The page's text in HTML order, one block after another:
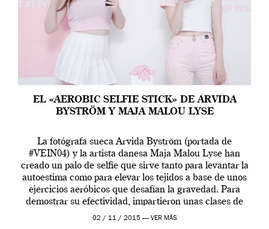
EL «AEROBIC SELFIE STICK» DE ARVIDA
BYSTRÖM Y MAJA MALOU LYSE
La fotógrafa sueca Arvida Byström (portada de
#VEIN04) y la artista danesa Maja Malou Lyse han
creado un palo de selfie que sirve tanto para levantar la
autoestima como para elevar los tejidos a base de unos
ejercicios aeróbicos que desafían la gravedad. Para
demostrar su efectividad, impartieron unas clases de
prueba en el Tate […]
02 / 11 / 2015 — VER MÁS